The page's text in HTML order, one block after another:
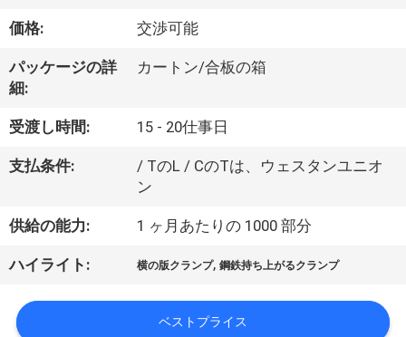
つ
い
て
工
場
旅
価格: 交渉可能
パッケージの詳
細:
カートン/合板の箱
受渡し時間: 15 - 20仕事日
支払条件:
/ TのL / CのTは、ウェスタンユニオ
ン
供給の能力: 1 ヶ月あたりの 1000 部分
ハイライト: 横の版クランプ,鋼鉄持ち上がるクランプ
ベストプライス